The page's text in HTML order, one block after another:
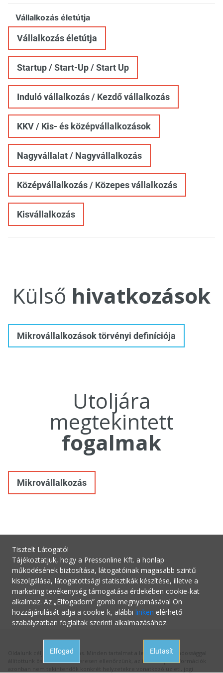
Vállalkozás életútja
Vállalkozás életútja
Startup / Start-Up / Start Up
Induló vállalkozás / Kezdő vállalkozás
KKV / Kis- és középvállalkozások
Nagyvállalat / Nagyvállalkozás
Középvállalkozás / Közepes vállalkozás
Kisvállalkozás
Külső hivatkozások
Mikrovállalkozások törvényi definíciója
Utoljára
megtekintett
fogalmak
Mikrovállalkozás
Oldalunk célja a tájékoztatás. Minden tartalmat a legnagyobb gondossággal
állítottunk össze és rendszeresen ellenőrzünk, az itt szereplő információk
Tisztelt Látogató!
Tájékoztatjuk, hogy a Pressonline Kft. a honlap
működésének biztosítása, látogatóinak magasabb szintű
kiszolgálása, látogatottsági statisztikák készítése, illetve a
marketing tevékenység támogatása érdekében cookie-kat
alkalmaz. Az „Elfogadom” gomb megnyomásával Ön
hozzájárulását adja a cookie-k, alábbi linken elérhető
szabályzatban foglaltak szerinti alkalmazásához.
Elfogad Elutasít